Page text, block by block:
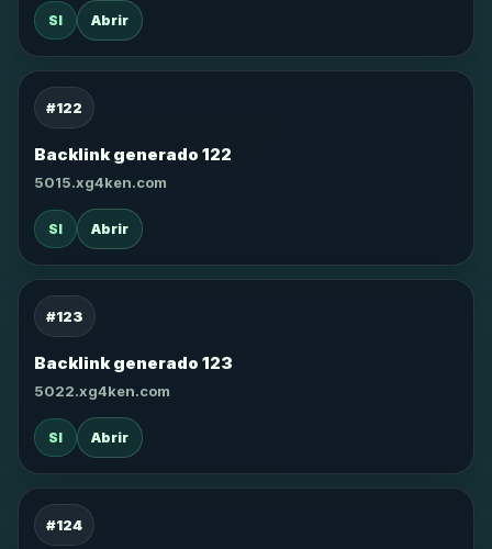
SI Abrir
#122
Backlink generado 122
5015.xg4ken.com
SI Abrir
#123
Backlink generado 123
5022.xg4ken.com
SI Abrir
#124